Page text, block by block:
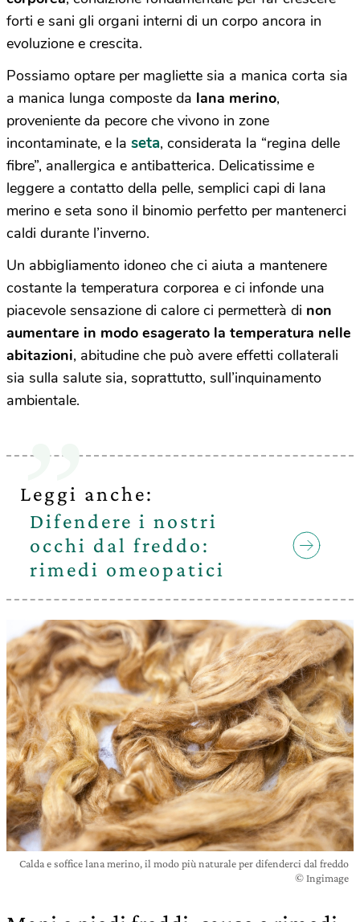
forti e sani gli organi interni di un corpo ancora in
evoluzione e crescita.
Possiamo optare per magliette sia a manica corta sia
a manica lunga composte da lana merino,
proveniente da pecore che vivono in zone
incontaminate, e la seta, considerata la “regina delle
fibre”, anallergica e antibatterica. Delicatissime e
leggere a contatto della pelle, semplici capi di lana
merino e seta sono il binomio perfetto per mantenerci
caldi durante l’inverno.
Un abbigliamento idoneo che ci aiuta a mantenere
costante la temperatura corporea e ci infonde una
piacevole sensazione di calore ci permetterà di non
aumentare in modo esagerato la temperatura nelle
abitazioni, abitudine che può avere effetti collaterali
sia sulla salute sia, soprattutto, sull’inquinamento
ambientale.
Leggi anche:
Difendere i nostri
occhi dal freddo:
rimedi omeopatici
Calda e soffice lana merino, il modo più naturale per difenderci dal freddo
© Ingimage